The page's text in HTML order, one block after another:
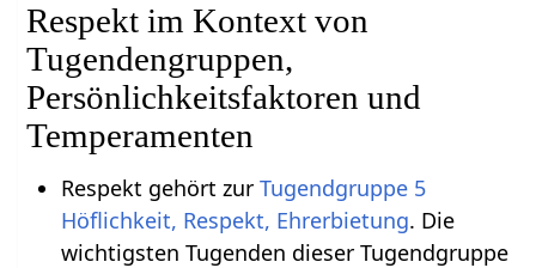
Respekt im Kontext von
Tugendengruppen,
Persönlichkeitsfaktoren und
Temperamenten
Respekt gehört zur Tugendgruppe 5
Höflichkeit, Respekt, Ehrerbietung. Die
wichtigsten Tugenden dieser Tugendgruppe